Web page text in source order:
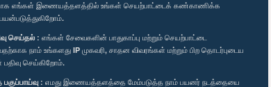
எங்கள் இணையத்தளத்தில் உங்கள் செயற்பாட்டைக் கண்காணிக்க
செய்தல் : எங்கள் சேவைகளின் பாதுகாப்பு மற்றும் செயற்பாட்டை
நாம் உங்களது IP முகவரி, சாதன விவரங்கள் மற்றும் பிற தொடர்புடைய
செய்கிறோம்.
: எமது இணையத்தளத்தை மேம்படுத்த நாம் பயனர் நடத்தையை